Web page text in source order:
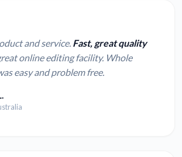
and service. Fast, great quality
online editing facility. Whole
easy and problem free.